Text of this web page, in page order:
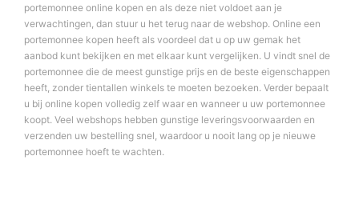
portemonnee online kopen en als deze niet voldoet aan je
verwachtingen, dan stuur u het terug naar de webshop. Online een
portemonnee kopen heeft als voordeel dat u op uw gemak het
aanbod kunt bekijken en met elkaar kunt vergelijken. U vindt snel de
portemonnee die de meest gunstige prijs en de beste eigenschappen
heeft, zonder tientallen winkels te moeten bezoeken. Verder bepaalt
u bij online kopen volledig zelf waar en wanneer u uw portemonnee
koopt. Veel webshops hebben gunstige leveringsvoorwaarden en
verzenden uw bestelling snel, waardoor u nooit lang op je nieuwe
portemonnee hoeft te wachten.